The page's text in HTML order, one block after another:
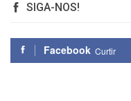
SIGA-NOS!
Facebook Curtir